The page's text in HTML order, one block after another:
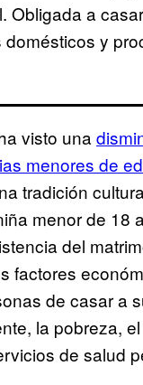
Obligada a
y
visto una
menores de
tradición
menor de 18
del
factores
de casar a
la pobreza,
de salud